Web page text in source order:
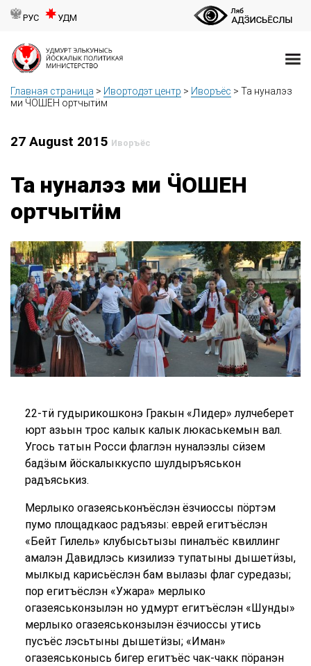
РУС УДМ
Главная страница > Ивортодэт центр > Иворъёс > Та нуналэз
ми ӴОШЕН ортчытӥм
27 August 2015 Иворъёс
Та нуналэз ми ӴОШЕН
ортчытӥм
22-тӥ гудырикошконэ Гракын «Лидер» лулчеберет
юрт азьын трос калык калык люкаськемын вал.
Угось татын Росси флаглэн нуналэзлы сӥзем
бадӟым йӧскалыккуспо шулдыръяськон
радъяськиз.
Мерлыко огазеяськонъёслэн ёзчиоссы пӧртэм
пумо площадкаос радъязы: еврей егитъёслэн
«Бейт Гилель» клубысьтызы пиналъёс квиллинг
амалэн Давидлэсь кизилизэ тупатыны дышетӥзы,
мылкыд карисьёслэн бам вылазы флаг суредазы;
пор егитъёслэн «Ужара» мерлыко
огазеяськонзылэн но удмурт егитъёслэн «Шунды»
мерлыко огазеяськонзылэн ёзчиоссы утись
пусъёс лэсьтыны дышетӥзы; «Иман»
огазеяськонысь бигер егитъёс чак-чакк пӧранэн